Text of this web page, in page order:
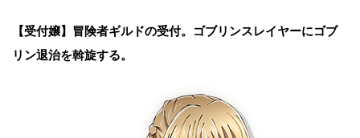
【受付嬢】 冒険者ギルドの受付。ゴブリンスレイヤーにゴブ
リン退治を斡旋する。